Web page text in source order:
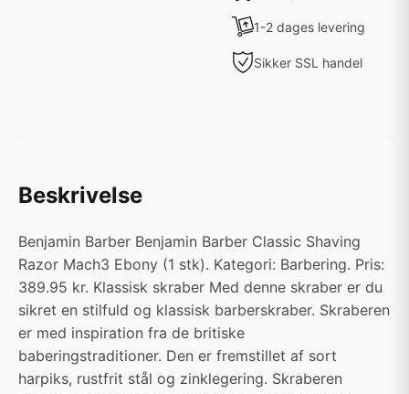
1-2 dages levering
Sikker SSL handel
Beskrivelse
Benjamin Barber Benjamin Barber Classic Shaving
Razor Mach3 Ebony (1 stk). Kategori: Barbering. Pris:
389.95 kr. Klassisk skraber Med denne skraber er du
sikret en stilfuld og klassisk barberskraber. Skraberen
er med inspiration fra de britiske
baberingstraditioner. Den er fremstillet af sort
harpiks, rustfrit stål og zinklegering. Skraberen